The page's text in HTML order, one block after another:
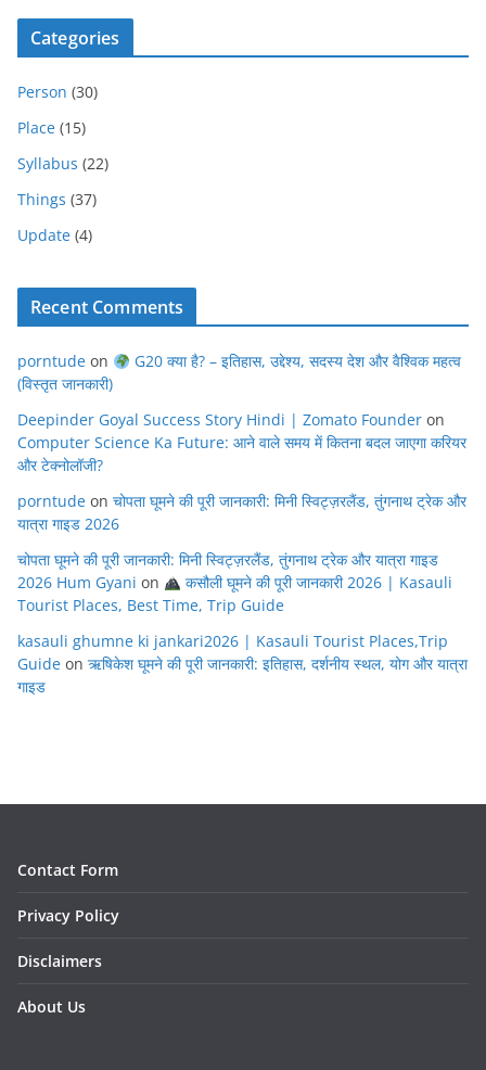
Categories
Person (30)
Place (15)
Syllabus (22)
Things (37)
Update (4)
Recent Comments
porntude on
G20 क्या है? – इतिहास, उद्देश्य, सदस्य देश और वैश्विक महत्व
(विस्तृत जानकारी)
Deepinder Goyal Success Story Hindi | Zomato Founder on
Computer Science Ka Future: आने वाले समय में कितना बदल जाएगा करियर
और टेक्नोलॉजी?
porntude on चोपता घूमने की पूरी जानकारी: मिनी स्विट्ज़रलैंड, तुंगनाथ ट्रेक और
यात्रा गाइड 2026
चोपता घूमने की पूरी जानकारी: मिनी स्विट्ज़रलैंड, तुंगनाथ ट्रेक और यात्रा गाइड
2026 Hum Gyani on
कसौली घूमने की पूरी जानकारी 2026 | Kasauli
Tourist Places, Best Time, Trip Guide
kasauli ghumne ki jankari2026 | Kasauli Tourist Places,Trip
Guide on ऋषिकेश घूमने की पूरी जानकारी: इतिहास, दर्शनीय स्थल, योग और यात्रा
गाइड
Contact Form
Privacy Policy
Disclaimers
About Us